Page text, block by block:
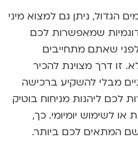
הגדול, ניתן גם למצואמיני
שמאפשרות לכם
שאתם מתחייבים
זו דרך מצוינת להכיר
מבלי להשקיע ברכישה
לכם ליהנות מניחוח בוטיק
לשימוש יומיומי. כך,
המתאים לכם ביותר.